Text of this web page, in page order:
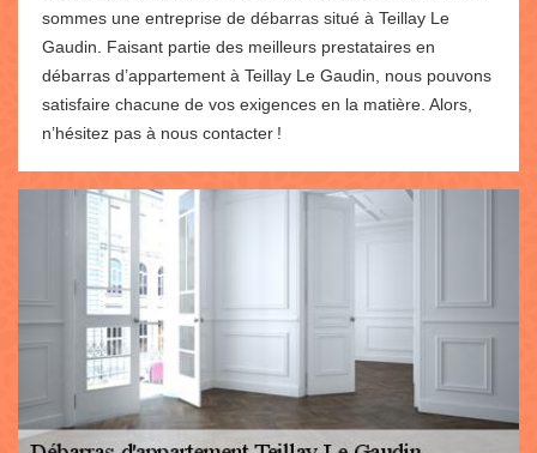
sommes une entreprise de débarras situé à Teillay Le
Gaudin. Faisant partie des meilleurs prestataires en
débarras d’appartement à Teillay Le Gaudin, nous pouvons
satisfaire chacune de vos exigences en la matière. Alors,
n’hésitez pas à nous contacter !